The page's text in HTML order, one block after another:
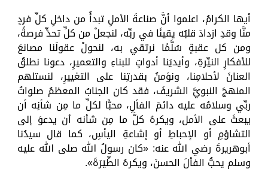
أيها الكرامُ، اعلموا أنَّ صناعةَ الأملِ تبدأُ من داخلِ كلِّ فردٍ
منَّا وقدِ ازدادَ قلبُه يقينًا في ربِّه، لنجعلْ من كلِّ تحدٍّ فرصةً،
ومن كل عقبةٍ سُلَّمًا نرتقي به، لنحولْ عقولَنا مصانعَ
للأفكارِ النيِّرةِ، وأيديَنا أدواتٍ للبناءِ والتعميرِ، دعونا نطلقُ
العنانَ لأحلامِنا، ونؤمنُ بقدرتِنا على التغييرِ، لنستلهم
المنهجَ النبويَّ الشريفَ، فقد كان الجنابُ المعظمُ صلواتُ
ربِّي وسلامُه عليه دائمَ الفألِ، محبًّا لكلِّ ما مِن شأنِه أن
يبعثَ على الأمل، ويكرهُ كلَّ ما مِن شأنه أن يدعوَ إلى
التشاؤمِ أو الإحباطِ أو إشاعةِ اليأسِ، كما قال سيدُنا
أبوهريرةَ رضي الله عنه: «كان رسولُ الله صلى الله عليه
وسلم يحبُّ الفألَ الحسنَ، ويكرهُ الطِّيَرَةَ».